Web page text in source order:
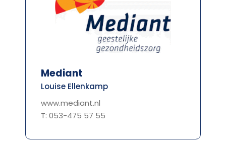
Mediant
Louise Ellenkamp
www.mediant.nl
T: 053-475 57 55